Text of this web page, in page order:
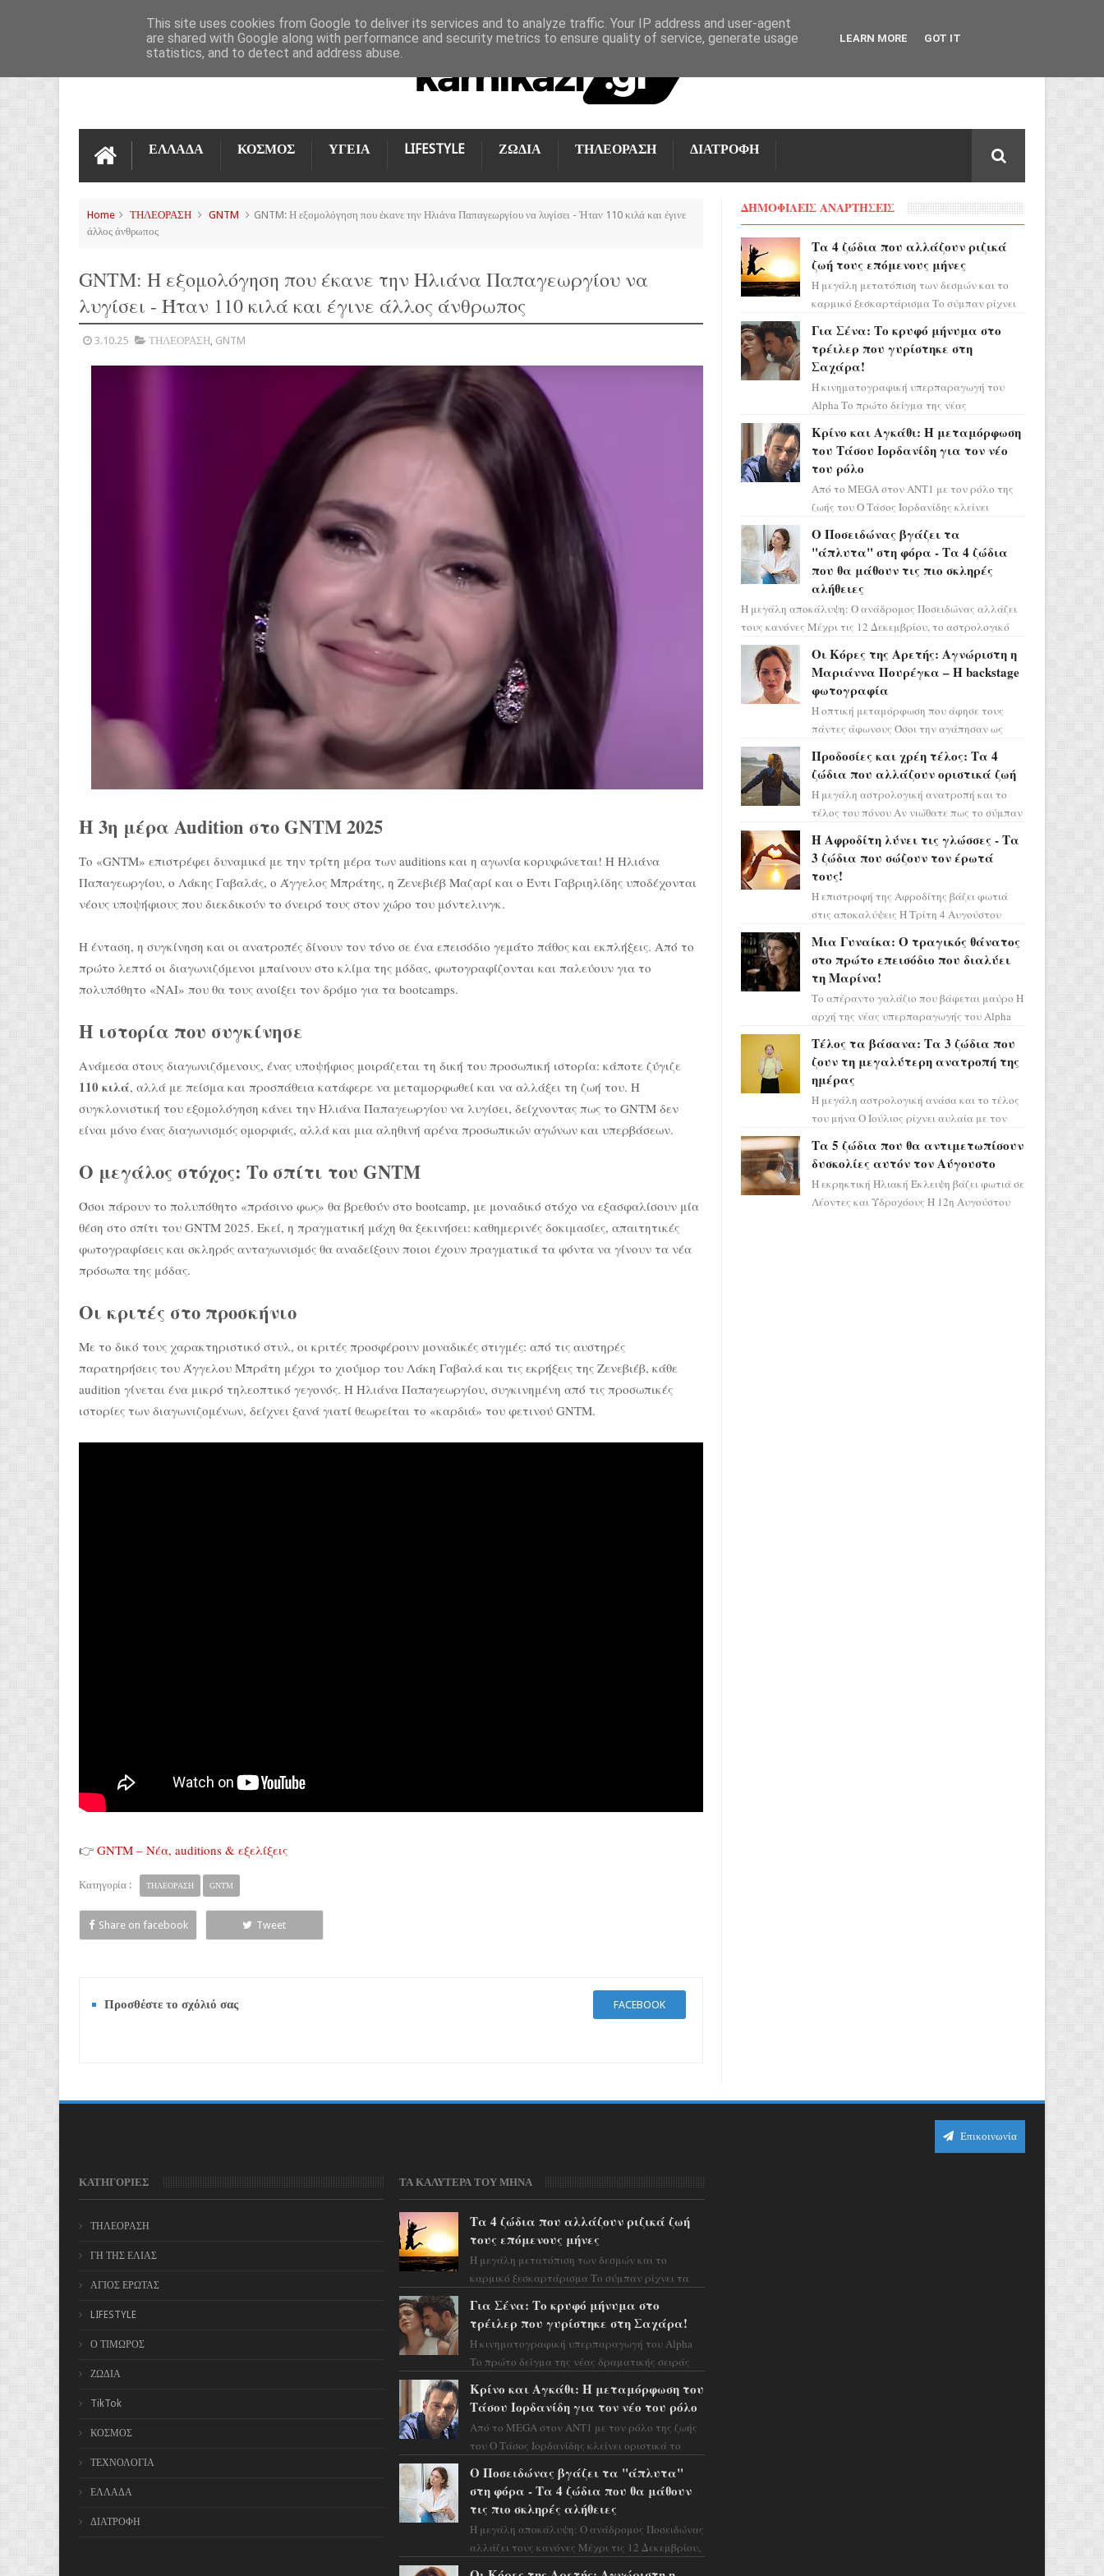
ΕΠΙΚΟΙΝΩΝΊΑ
ΕΛΛΑΔΑ ΚΟΣΜΟΣ ΥΓΕΙΑ LIFESTYLE ΖΩΔΙΑ ΤΗΛΕΟΡΑΣΗ ΔΙΑΤΡΟΦΗ
Home ΤΗΛΕΟΡΑΣΗ GNTM
GNTM: Η εξομολόγηση που έκανε την Ηλιάνα Παπαγεωργίου να λυγίσει - Ήταν 110 κιλά και έγινε
άλλος άνθρωπος
GNTM: Η εξομολόγηση που έκανε την Ηλιάνα Παπαγεωργίου να
λυγίσει - Ήταν 110 κιλά και έγινε άλλος άνθρωπος
3.10.25 ΤΗΛΕΟΡΑΣΗ, GNTM
Η 3η μέρα Audition στο GNTM 2025
Το «GNTM» επιστρέφει δυναμικά με την τρίτη μέρα των auditions και η αγωνία κορυφώνεται! Η Ηλιάνα
Παπαγεωργίου, ο Λάκης Γαβαλάς, ο Άγγελος Μπράτης, η Ζενεβιέβ Μαζαρί και ο Έντι Γαβριηλίδης υποδέχονται
νέους υποψήφιους που διεκδικούν το όνειρό τους στον χώρο του μόντελινγκ.
Η ένταση, η συγκίνηση και οι ανατροπές δίνουν τον τόνο σε ένα επεισόδιο γεμάτο πάθος και εκπλήξεις. Από το
πρώτο λεπτό οι διαγωνιζόμενοι μπαίνουν στο κλίμα της μόδας, φωτογραφίζονται και παλεύουν για το
πολυπόθητο «ΝΑΙ» που θα τους ανοίξει τον δρόμο για τα bootcamps.
Η ιστορία που συγκίνησε
Ανάμεσα στους διαγωνιζόμενους, ένας υποψήφιος μοιράζεται τη δική του προσωπική ιστορία: κάποτε ζύγιζε
110 κιλά, αλλά με πείσμα και προσπάθεια κατάφερε να μεταμορφωθεί και να αλλάξει τη ζωή του. Η
συγκλονιστική του εξομολόγηση κάνει την Ηλιάνα Παπαγεωργίου να λυγίσει, δείχνοντας πως το GNTM δεν
είναι μόνο ένας διαγωνισμός ομορφιάς, αλλά και μια αληθινή αρένα προσωπικών αγώνων και υπερβάσεων.
Ο μεγάλος στόχος: Το σπίτι του GNTM
Όσοι πάρουν το πολυπόθητο «πράσινο φως» θα βρεθούν στο bootcamp, με μοναδικό στόχο να εξασφαλίσουν μία
θέση στο σπίτι του GNTM 2025. Εκεί, η πραγματική μάχη θα ξεκινήσει: καθημερινές δοκιμασίες, απαιτητικές
φωτογραφίσεις και σκληρός ανταγωνισμός θα αναδείξουν ποιοι έχουν πραγματικά τα φόντα να γίνουν τα νέα
πρόσωπα της μόδας.
Οι κριτές στο προσκήνιο
Με το δικό τους χαρακτηριστικό στυλ, οι κριτές προσφέρουν μοναδικές στιγμές: από τις αυστηρές
παρατηρήσεις του Άγγελου Μπράτη μέχρι το χιούμορ του Λάκη Γαβαλά και τις εκρήξεις της Ζενεβιέβ, κάθε
audition γίνεται ένα μικρό τηλεοπτικό γεγονός. Η Ηλιάνα Παπαγεωργίου, συγκινημένη από τις προσωπικές
ιστορίες των διαγωνιζομένων, δείχνει ξανά γιατί θεωρείται το «καρδιά» του φετινού GNTM.
👉 GNTM – Νέα, auditions & εξελίξεις
Κατηγορία : ΤΗΛΕΟΡΑΣΗ GNTM
Share on facebook Tweet
Προσθέστε το σχόλιό σας FACEBOOK
ΔΗΜΟΦΙΛΕΙΣ ΑΝΑΡΤΗΣΕΙΣ
Τα 4 ζώδια που αλλάζουν ριζικά
ζωή τους επόμενους μήνες
Η μεγάλη μετατόπιση των δεσμών και το
καρμικό ξεσκαρτάρισμα Το σύμπαν ρίχνει
προειδοποιεί: οι σελην...
Για Σένα: Το κρυφό μήνυμα στο
τρέιλερ που γυρίστηκε στη
Σαχάρα!
Η κινηματογραφική υπερπαραγωγή του
Alpha Το πρώτο δείγμα της νέας
η αισθητική του ξεπερνά κάθε π...
Κρίνο και Αγκάθι: Η μεταμόρφωση
του Τάσου Ιορδανίδη για τον νέο
του ρόλο
Από το MEGA στον ΑΝΤ1 με τον ρόλο της
ζωής του Ο Τάσος Ιορδανίδης κλείνει
επιτυχίας «Μια Νύχτα Μόνο» ...
Ο Ποσειδώνας βγάζει τα
"άπλυτα" στη φόρα - Τα 4 ζώδια
που θα μάθουν τις πιο σκληρές
αλήθειες
Η μεγάλη αποκάλυψη: Ο ανάδρομος Ποσειδώνας αλλάζει
τους κανόνες Μέχρι τις 12 Δεκεμβρίου, το αστρολογικό
σκηνικό θυμίζει ταινία μυστηρίου ...
Οι Κόρες της Αρετής: Αγνώριστη η
Μαριάννα Πουρέγκα – H backstage
φωτογραφία
Η οπτική μεταμόρφωση που άφησε τους
πάντες άφωνους Όσοι την αγάπησαν ως
πρέπει τώρα να προετοιμαστο...
Προδοσίες και χρέη τέλος: Τα 4
ζώδια που αλλάζουν οριστικά ζωή
Η μεγάλη αστρολογική ανατροπή και το
τέλος του πόνου Αν νιώθατε πως το σύμπαν
πάρετε μια βαθιά α...
Η Αφροδίτη λύνει τις γλώσσες - Τα
3 ζώδια που σώζουν τον έρωτά
τους!
Η επιστροφή της Αφροδίτης βάζει φωτιά
στις αποκαλύψεις Η Τρίτη 4 Αυγούστου
ορόσημο, καθώς η Αφροδίτη πρ...
Μια Γυναίκα: Ο τραγικός θάνατος
στο πρώτο επεισόδιο που διαλύει
τη Μαρίνα!
Το απέραντο γαλάζιο που βάφεται μαύρο Η
αρχή της νέας υπερπαραγωγής του Alpha
πλημμυρισμένο από...
Τέλος τα βάσανα: Τα 3 ζώδια που
ζουν τη μεγαλύτερη ανατροπή της
ημέρας
Η μεγάλη αστρολογική ανάσα και το τέλος
του μήνα Ο Ιούλιος ρίχνει αυλαία με τον
περνάει στο ζώδιο τω...
Τα 5 ζώδια που θα αντιμετωπίσουν
δυσκολίες αυτόν τον Αύγουστο
Η εκρηκτική Ηλιακή Έκλειψη βάζει φωτιά σε
Λέοντες και Υδροχόους Η 12η Αυγούστου
Επικοινωνία
ΚΑΤΗΓΟΡΙΕΣ
ΤΗΛΕΟΡΑΣΗ
ΓΗ ΤΗΣ ΕΛΙΑΣ
ΑΓΙΟΣ ΕΡΩΤΑΣ
LIFESTYLE
Ο ΤΙΜΩΡΟΣ
ΖΩΔΙΑ
TikTok
ΚΟΣΜΟΣ
ΤΕΧΝΟΛΟΓΙΑ
ΕΛΛΑΔΑ
ΔΙΑΤΡΟΦΗ
ΤΑ ΚΑΛΥΤΕΡΑ ΤΟΥ ΜΗΝΑ
Τα 4 ζώδια που αλλάζουν ριζικά ζωή
τους επόμενους μήνες
Η μεγάλη μετατόπιση των δεσμών και το
καρμικό ξεσκαρτάρισμα Το σύμπαν ρίχνει τα
προειδοποιεί: οι σελην...
Για Σένα: Το κρυφό μήνυμα στο
τρέιλερ που γυρίστηκε στη Σαχάρα!
Η κινηματογραφική υπερπαραγωγή του Alpha
Το πρώτο δείγμα της νέας δραματικής σειράς
κάθε π...
Κρίνο και Αγκάθι: Η μεταμόρφωση του
Τάσου Ιορδανίδη για τον νέο του ρόλο
Από το MEGA στον ΑΝΤ1 με τον ρόλο της ζωής
του Ο Τάσος Ιορδανίδης κλείνει οριστικά το
Μόνο» ...
Ο Ποσειδώνας βγάζει τα "άπλυτα"
στη φόρα - Τα 4 ζώδια που θα μάθουν
τις πιο σκληρές αλήθειες
Η μεγάλη αποκάλυψη: Ο ανάδρομος Ποσειδώνας
αλλάζει τους κανόνες Μέχρι τις 12 Δεκεμβρίου,
This site uses cookies from Google to deliver its services and to analyze traffic. Your IP address and user-agent
are shared with Google along with performance and security metrics to ensure quality of service, generate usage
statistics, and to detect and address abuse.
LEARN MORE GOT IT